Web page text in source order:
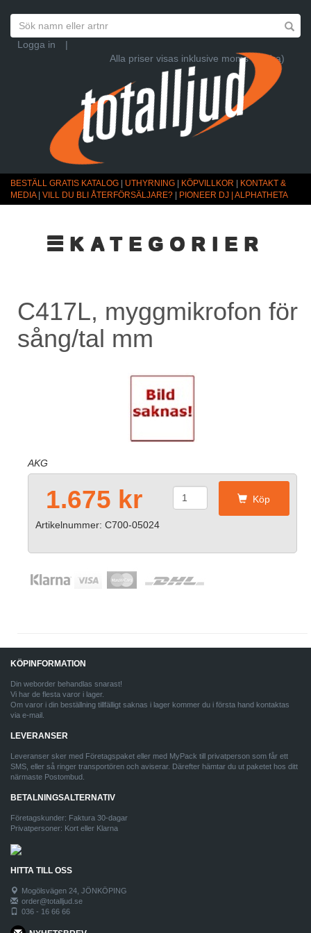
Logga in
|
Alla priser visas inklusive moms (Ändra)
BESTÄLL GRATIS KATALOG UTHYRNING KÖPVILLKOR
KONTAKT &
MEDIA| VILL DU BLI ÅTERFÖRSÄLJARE? PIONEER DJ | ALPHATHETA
☰KATEGORIER
C417L, myggmikrofon för
sång/tal mm
AKG
1.675 kr Köp
Artikelnummer: C700-05024
KÖPINFORMATION
Din weborder behandlas snarast!
Vi har de flesta varor i lager.
Om varor i din beställning tillfälligt saknas i lager kommer du i första hand kontaktas
via e-mail.
LEVERANSER
Leveranser sker med Företagspaket eller med MyPack till privatperson som får ett
SMS, eller så ringer transportören och aviserar. Därefter hämtar du ut paketet hos ditt
närmaste Postombud.
BETALNINGSALTERNATIV
Företagskunder: Faktura 30-dagar
Privatpersoner: Kort eller Klarna
HITTA TILL OSS
Mogölsvägen 24, JÖNKÖPING
order@totalljud.se
036 - 16 66 66